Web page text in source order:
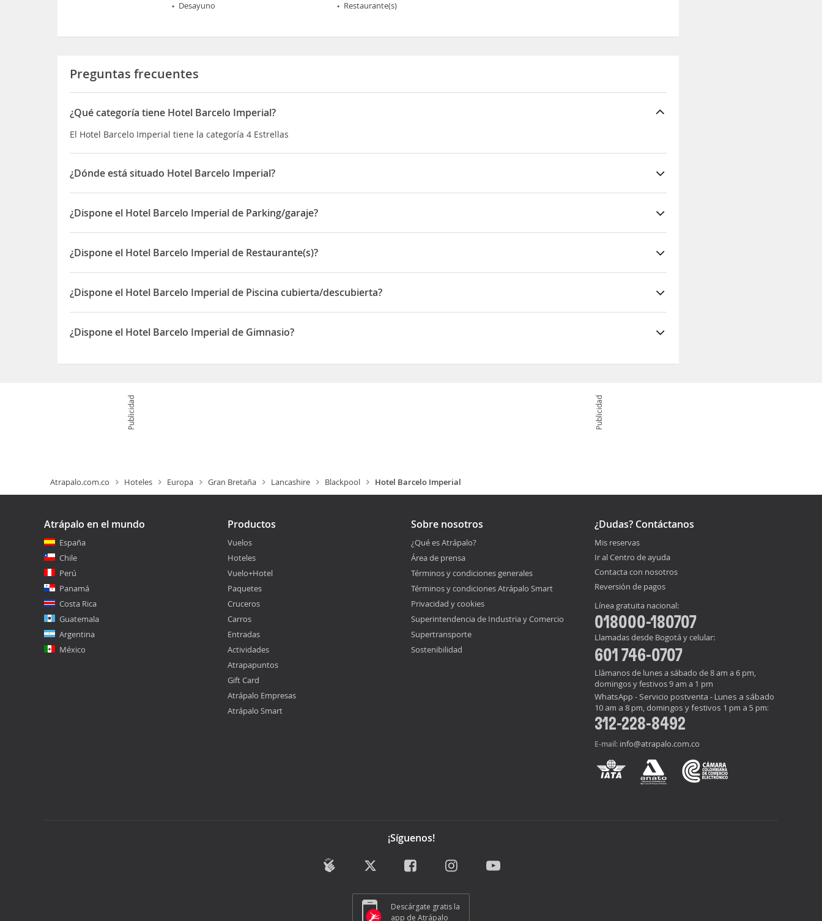
Desayuno
Restaurante(s)
Preguntas frecuentes
¿Qué categoría tiene Hotel Barcelo Imperial?
El Hotel Barcelo Imperial tiene la categoría 4 Estrellas
¿Dónde está situado Hotel Barcelo Imperial?
El Hotel Barcelo Imperial está situado en North Promenade - Lancashire
¿Dispone el Hotel Barcelo Imperial de Parking/garaje?
Sí, el Hotel Barcelo Imperial dispone de Parking/garaje
¿Dispone el Hotel Barcelo Imperial de Restaurante(s)?
Sí, el Hotel Barcelo Imperial dispone de Restaurante(s)
¿Dispone el Hotel Barcelo Imperial de Piscina cubierta/descubierta?
Sí, el Hotel Barcelo Imperial dispone de Piscina cubierta/descubierta
¿Dispone el Hotel Barcelo Imperial de Gimnasio?
Publicidad Publicidad
Atrapalo.com.co Hoteles Europa Gran Bretaña Lancashire Blackpool Hotel Barcelo Imperial
Atrápalo en el mundo
España
Chile
Perú
Panamá
Costa Rica
Guatemala
Argentina
México
Productos
Vuelos
Hoteles
Vuelo+Hotel
Paquetes
Cruceros
Carros
Entradas
Actividades
Atrapapuntos
Gift Card
Atrápalo Empresas
Atrápalo Smart
Sobre nosotros
¿Qué es Atrápalo?
Área de prensa
Términos y condiciones generales
Términos y condiciones Atrápalo Smart
Privacidad y cookies
Superintendencia de Industria y Comercio
Supertransporte
Sostenibilidad
¿Dudas? Contáctanos
Mis reservas
Ir al Centro de ayuda
Contacta con nosotros
Reversión de pagos
Línea gratuita nacional:
018000-180707
Llamadas desde Bogotá y celular:
601 746-0707
Llámanos de lunes a sábado de 8 am a 6 pm,
domingos y festivos 9 am a 1 pm
WhatsApp - Servicio postventa - Lunes a sábado
10 am a 8 pm, domingos y festivos 1 pm a 5 pm:
312-228-8492
E-mail: info@atrapalo.com.co
¡Síguenos!
Descárgate gratis la
app de Atrápalo